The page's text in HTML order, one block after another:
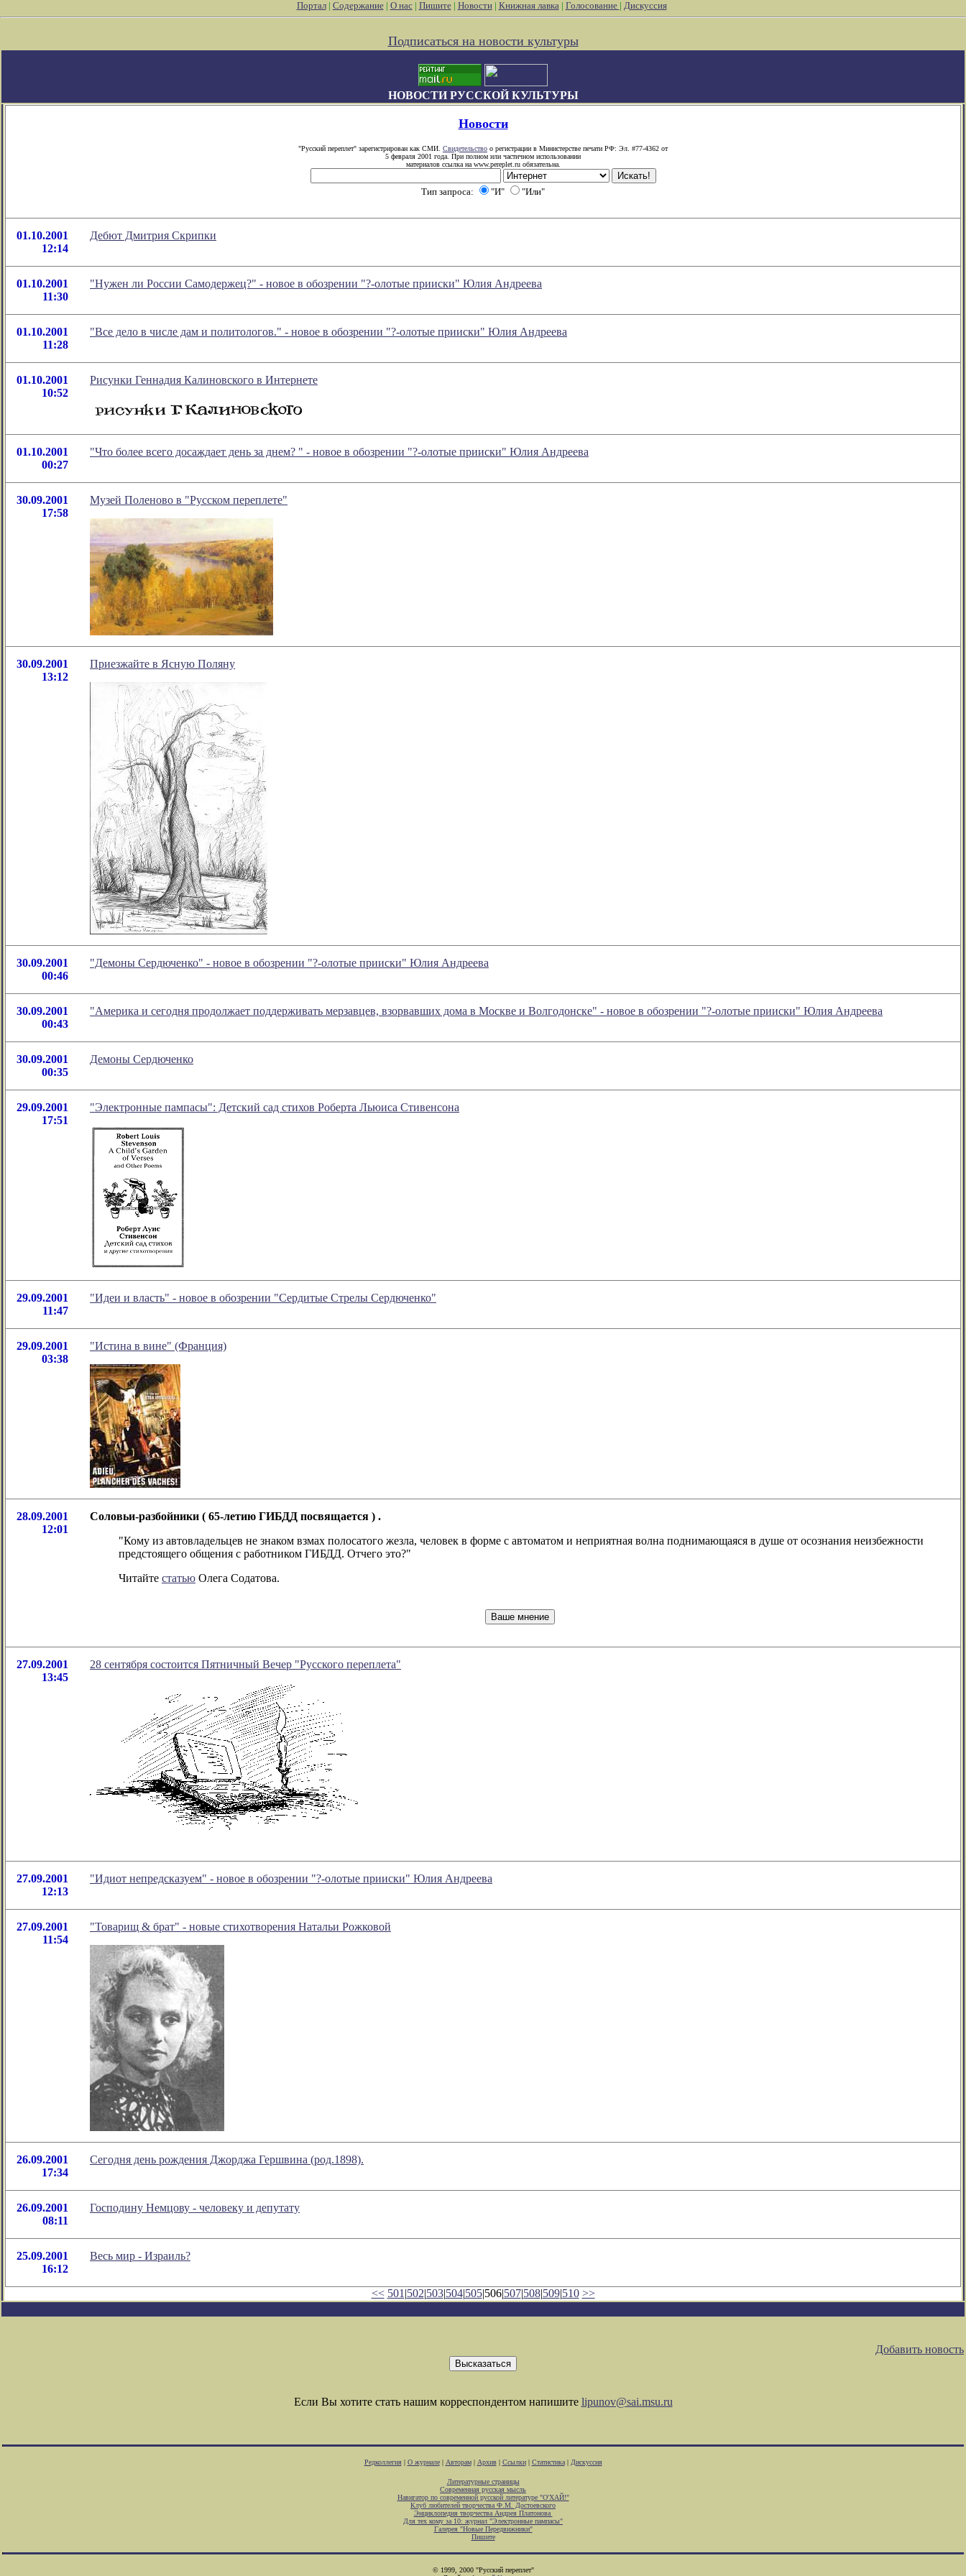
Портал| Содержание| О нас| Пишите| Новости| Книжная лавка| Голосование | Дискуссия
Подписаться на новости культуры
НОВОСТИ РУССКОЙ КУЛЬТУРЫ
Новости
"Русский переплет" зарегистрирован как СМИ. Свидетельство о регистрации в Министерстве печати РФ: Эл. #77-4362 от
5 февраля 2001 года. При полном или частичном использовании
материалов ссылка на www.pereplet.ru обязательна.
Тип запроса: "И" "Или"
01.10.2001
12:14
Дебют Дмитрия Скрипки
01.10.2001
11:30
"Нужен ли России Самодержец?" - новое в обозрении "?-олотые прииски" Юлия Андреева
01.10.2001
11:28
"Все дело в числе дам и политологов." - новое в обозрении "?-олотые прииски" Юлия Андреева
01.10.2001
10:52
Рисунки Геннадия Калиновского в Интернете
01.10.2001
00:27
"Что более всего досаждает день за днем? " - новое в обозрении "?-олотые прииски" Юлия Андреева
30.09.2001
17:58
Музей Поленово в "Русском переплете"
30.09.2001
13:12
Приезжайте в Ясную Поляну
30.09.2001
00:46
"Демоны Сердюченко" - новое в обозрении "?-олотые прииски" Юлия Андреева
30.09.2001
00:43
"Америка и сегодня продолжает поддерживать мерзавцев, взорвавших дома в Москве и Волгодонске" - новое в обозрении "?-олотые прииски" Юлия Андреева
30.09.2001
00:35
Демоны Сердюченко
29.09.2001
17:51
"Электронные пампасы": Детский сад стихов Роберта Льюиса Стивенсона
29.09.2001
11:47
"Идеи и власть" - новое в обозрении "Сердитые Стрелы Сердюченко"
29.09.2001
03:38
"Истина в вине" (Франция)
28.09.2001
12:01
Соловьи-разбойники ( 65-летию ГИБДД посвящается ) .
"Кому из автовладельцев не знаком взмах полосатого жезла, человек в форме с автоматом и неприятная волна поднимающаяся в душе от осознания неизбежности
предстоящего общения с работником ГИБДД. Отчего это?"
Читайте статью Олега Содатова.
27.09.2001
13:45
28 сентября состоится Пятничный Вечер "Русского переплета"
27.09.2001
12:13
"Идиот непредсказуем" - новое в обозрении "?-олотые прииски" Юлия Андреева
27.09.2001
11:54
"Товарищ & брат" - новые стихотворения Натальи Рожковой
26.09.2001
17:34
Сегодня день рождения Джорджа Гершвина (род.1898).
26.09.2001
08:11
Господину Немцову - человеку и депутату
25.09.2001
16:12
Весь мир - Израиль?
<< 501 |502|503|504|505|506|507|508|509|510 >>
Добавить новость
Если Вы хотите стать нашим корреспондентом напишите lipunov@sai.msu.ru
Редколлегия| О журнале| Авторам| Архив| Ссылки| Статистика| Дискуссия
Литературные страницы
Современная русская мысль
Навигатор по современной русской литературе "О'ХАЙ!"
Клуб любителей творчества Ф.М. Достоевского
Энциклопедия творчества Андрея Платонова
Для тех кому за 10: журнал "Электронные пампасы"
Галерея "Новые Передвижники"
Пишите
© 1999, 2000 "Русский переплет"